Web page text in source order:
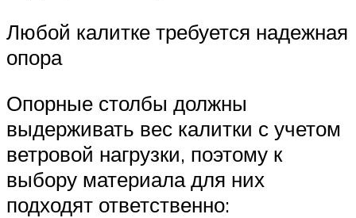
Любой калитке требуется надежная
опора
Опорные столбы должны
выдерживать вес калитки с учетом
ветровой нагрузки, поэтому к
выбору материала для них
подходят ответственно: